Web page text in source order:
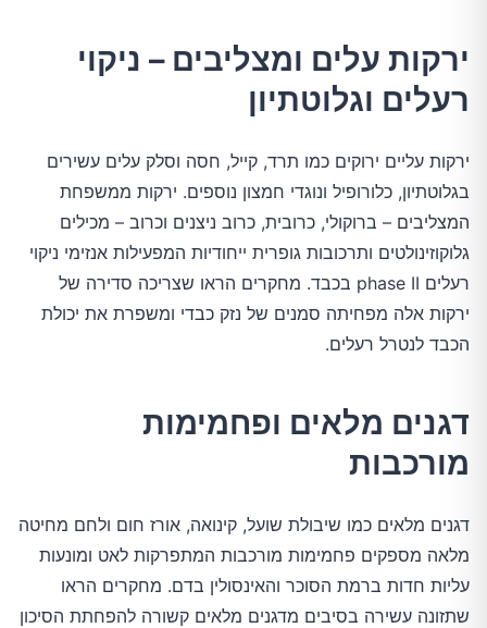
ירקות עלים ומצליבים – ניקוי
רעלים וגלוטתיון
ירקות עליים ירוקים כמו תרד, קייל, חסה וסלק עלים עשירים
בגלוטתיון, כלורופיל ונוגדי חמצון נוספים. ירקות ממשפחת
המצליבים – ברוקולי, כרובית, כרוב ניצנים וכרוב – מכילים
גלוקוזינולטים ותרכובות גופרית ייחודיות המפעילות אנזימי ניקוי
רעלים phase II בכבד. מחקרים הראו שצריכה סדירה של
ירקות אלה מפחיתה סמנים של נזק כבדי ומשפרת את יכולת
הכבד לנטרל רעלים.
דגנים מלאים ופחמימות
מורכבות
דגנים מלאים כמו שיבולת שועל, קינואה, אורז חום ולחם מחיטה
מלאה מספקים פחמימות מורכבות המתפרקות לאט ומונעות
עליות חדות ברמת הסוכר והאינסולין בדם. מחקרים הראו
שתזונה עשירה בסיבים מדגנים מלאים קשורה להפחתת הסיכון